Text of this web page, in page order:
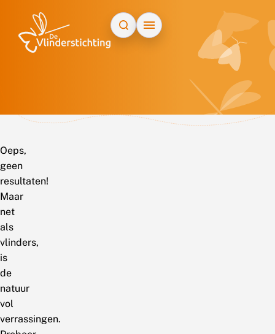
Oeps,
geen
resultaten!
Maar
net
als
vlinders,
is
de
natuur
vol
verrassingen.